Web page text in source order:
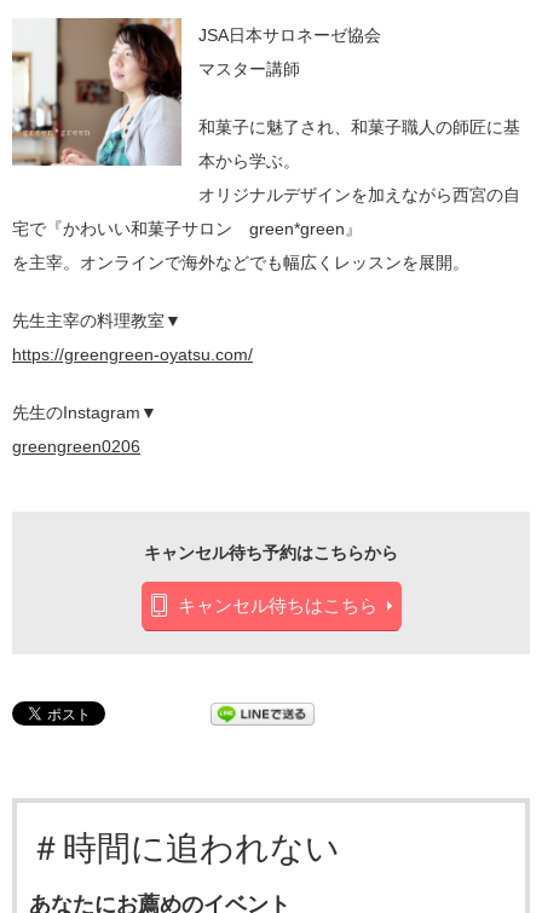
JSA日本サロネーゼ協会
マスター講師
和菓子に魅了され、和菓子職人の師匠に基
本から学ぶ。
オリジナルデザインを加えながら西宮の自
宅で『かわいい和菓子サロン green*green』
を主宰。オンラインで海外などでも幅広くレッスンを展開。
先生主宰の料理教室▼
https://greengreen-oyatsu.com/
先生のInstagram▼
greengreen0206
キャンセル待ち予約はこちらから
キャンセル待ちはこちら
＃時間に追われない
あなたにお薦めのイベント